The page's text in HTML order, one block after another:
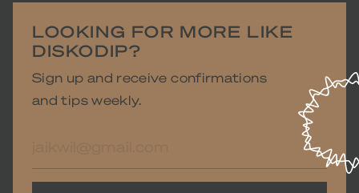
LOOKING FOR MORE LIKE
DISKODIP?
Sign up and receive confirmations
and tips weekly.